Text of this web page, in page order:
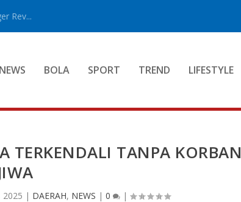
Rev...
NEWS BOLA SPORT TREND LIFESTYLE
TERKENDALI TANPA KORBAN
2025 | DAERAH, NEWS | 0 |